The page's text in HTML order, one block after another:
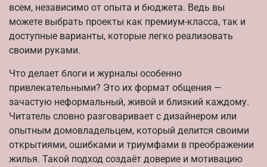
всем, независимо от опыта и бюджета. Ведь вы
можете выбрать проекты как премиум-класса, так и
доступные варианты, которые легко реализовать
своими руками.
Что делает блоги и журналы особенно
привлекательными? Это их формат общения —
зачастую неформальный, живой и близкий каждому.
Читатель словно разговаривает с дизайнером или
опытным домовладельцем, который делится своими
открытиями, ошибками и триумфами в преображении
жилья. Такой подход создаёт доверие и мотивацию